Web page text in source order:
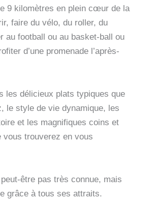
9 kilomètres en plein cœur de la
faire du vélo, du roller, du
au football ou au basket-ball ou
d’une promenade l’après-
les délicieux plats typiques que
le style de vie dynamique, les
et les magnifiques coins et
vous trouverez en vous
peut-être pas très connue, mais
grâce à tous ses attraits.